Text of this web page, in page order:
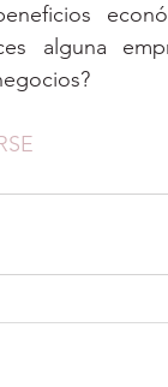
alguna